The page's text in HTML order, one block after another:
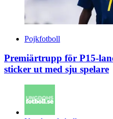
Pojkfotboll
Premiärtrupp för P15-
sticker ut med sju spelare